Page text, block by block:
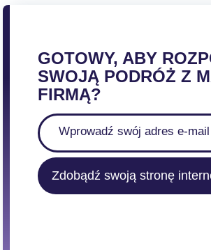
GOTOWY, ABY
SWOJĄ PODRÓŻ Z
FIRMĄ?
Zdobądź swoją stronę